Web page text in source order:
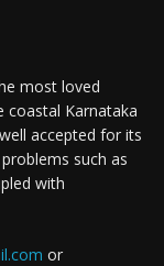
most loved
coastal Karnataka
accepted for its
such as
with
or